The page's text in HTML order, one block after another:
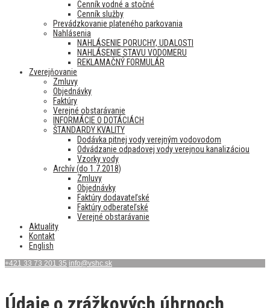
Cenník vodné a stočné
Cenník služby
Prevádzkovanie plateného parkovania
Nahlásenia
NAHLÁSENIE PORUCHY, UDALOSTI
NAHLÁSENIE STAVU VODOMERU
REKLAMAČNÝ FORMULÁR
Zverejňovanie
Zmluvy
Objednávky
Faktúry
Verejné obstarávanie
INFORMÁCIE O DOTÁCIÁCH
ŠTANDARDY KVALITY
Dodávka pitnej vody verejným vodovodom
Odvádzanie odpadovej vody verejnou kanalizáciou
Vzorky vody
Archív (do 1.7.2018)
Zmluvy
Objednávky
Faktúry dodavateľské
Faktúry odberateľské
Verejné obstarávanie
Aktuality
Kontakt
English
+421 33 73 201 35 info@vshc.sk